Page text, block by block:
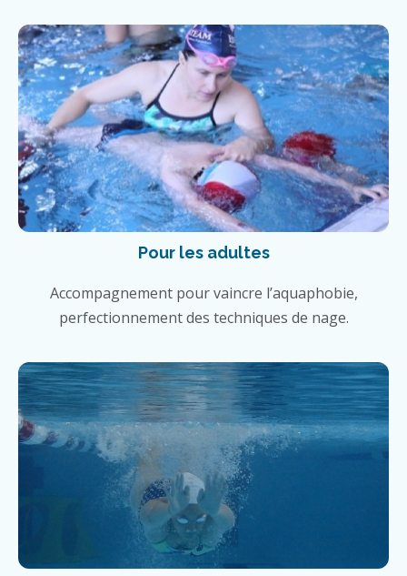
Pour les adultes
Accompagnement pour vaincre l’aquaphobie,
perfectionnement des techniques de nage.